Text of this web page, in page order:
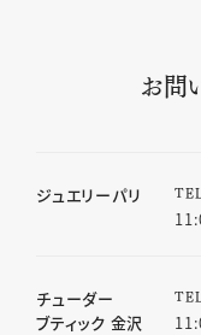
お問
ジュエリーパリ
チューダー
ブティック 金沢